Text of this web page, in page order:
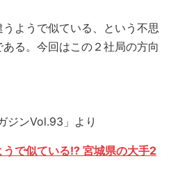
ようで似ている、という不思
る。今回はこの２社局の方向
ジンVol.93」より
うで似ている!? 宮城県の大手2